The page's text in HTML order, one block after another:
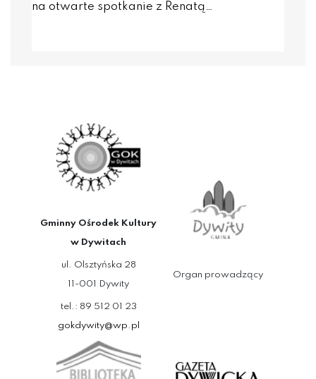
na otwarte spotkanie z Renatą…
Gminny Ośrodek Kultury
w Dywitach
ul. Olsztyńska 28
11-001 Dywity
tel.: 89 512 01 23
gokdywity@wp.pl
Organ prowadzący